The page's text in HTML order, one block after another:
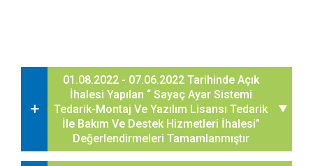
01.08.2022 - 07.06.2022 Tarihinde Açık
İhalesi Yapılan “ Sayaç Ayar Sistemi
Tedarik-Montaj Ve Yazılım Lisansı Tedarik
İle Bakım Ve Destek Hizmetleri İhalesi”
Değerlendirmeleri Tamamlanmıştır